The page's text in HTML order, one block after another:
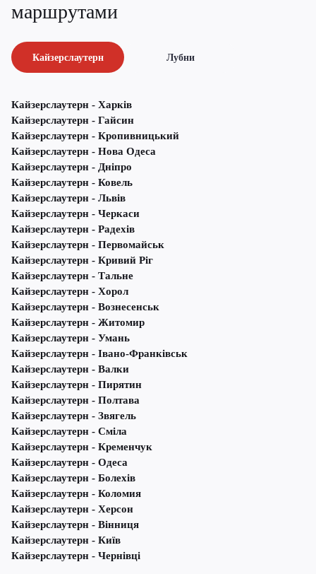
маршрутами
Кайзерслаутерн Лубни
Кайзерслаутерн - Харків
Кайзерслаутерн - Гайсин
Кайзерслаутерн - Кропивницький
Кайзерслаутерн - Нова Одеса
Кайзерслаутерн - Дніпро
Кайзерслаутерн - Ковель
Кайзерслаутерн - Львів
Кайзерслаутерн - Черкаси
Кайзерслаутерн - Радехів
Кайзерслаутерн - Первомайськ
Кайзерслаутерн - Кривий Ріг
Кайзерслаутерн - Тальне
Кайзерслаутерн - Хорол
Кайзерслаутерн - Вознесенськ
Кайзерслаутерн - Житомир
Кайзерслаутерн - Умань
Кайзерслаутерн - Івано-Франківськ
Кайзерслаутерн - Валки
Кайзерслаутерн - Пирятин
Кайзерслаутерн - Полтава
Кайзерслаутерн - Звягель
Кайзерслаутерн - Сміла
Кайзерслаутерн - Кременчук
Кайзерслаутерн - Одеса
Кайзерслаутерн - Болехів
Кайзерслаутерн - Коломия
Кайзерслаутерн - Херсон
Кайзерслаутерн - Вінниця
Кайзерслаутерн - Київ
Кайзерслаутерн - Чернівці